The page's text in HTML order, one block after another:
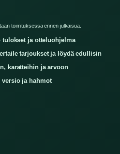
toimituksessa ennen julkaisua.
tulokset ja otteluohjelma
tarjoukset ja löydä edullisin
karatteihin ja arvoon
versio ja hahmot